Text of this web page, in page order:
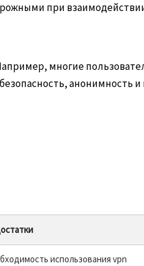
при
многие
анонимность
использования vpn